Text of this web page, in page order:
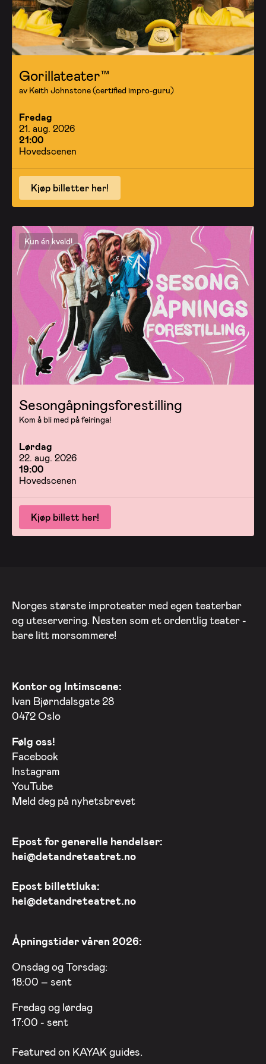
Gorillateater™
av Keith Johnstone (certified impro-guru)
Fredag
21. aug. 2026
21:00
Hovedscenen
Kjøp billetter her!
Kun én kveld!
Sesongåpningsforestilling
Kom å bli med på feiringa!
Lørdag
22. aug. 2026
19:00
Hovedscenen
Kjøp billett her!
Norges største improteater med egen teaterbar
og uteservering. Nesten som et ordentlig teater -
bare litt morsommere!
Kontor og Intimscene:
Ivan Bjørndalsgate 28
0472 Oslo
Følg oss!
Facebook
Instagram
YouTube
Meld deg på nyhetsbrevet
Epost for generelle hendelser:
hei@detandreteatret.no
Epost billettluka:
hei@detandreteatret.no
Åpningstider våren 2026:
Onsdag og Torsdag:
18:00 – sent
Fredag og lørdag
17:00 - sent
Featured on KAYAK guides.